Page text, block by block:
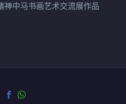
神中马书画艺术交流展作品